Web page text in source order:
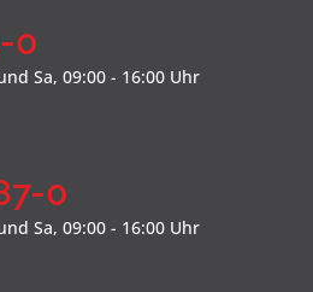
0
Sa, 09:00 - 16:00 Uhr
0
Sa, 09:00 - 16:00 Uhr